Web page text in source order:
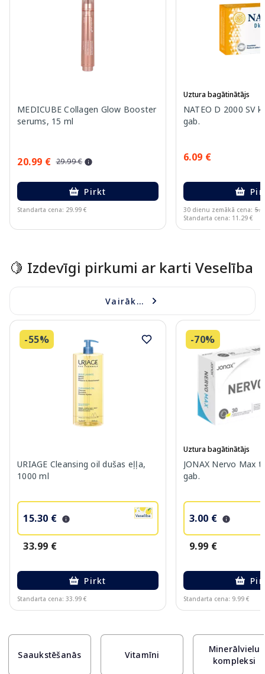
MEDICUBE Collagen Glow Booster
serums, 15 ml
20.99 € 29.99 €
Pirkt
Standarta cena: 29.99 €
Uztura bagātinātājs
NATEO D 2000 SV
gab.
6.09 €
30 dienu zemākā cena:
Standarta cena: 11.29 €
🍋 Izdevīgi pirkumi ar karti Veselība
Vairāk...
-55%
URIAGE Cleansing oil dušas eļļa,
1000 ml
15.30 €
33.99 €
Pirkt
Standarta cena: 33.99 €
-70%
Uztura bagātinātājs
JONAX Nervo Max
gab.
3.00 €
9.99 €
Standarta cena: 9.99 €
Saaukstēšanās Vitamīni
Minerālvielu
kompleksi